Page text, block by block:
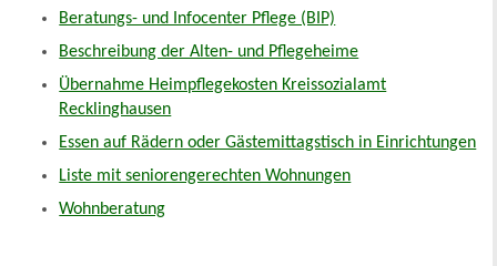
Beratungs- und Infocenter Pflege (BIP)
Beschreibung der Alten- und Pflegeheime
Übernahme Heimpflegekosten Kreissozialamt
Recklinghausen
Essen auf Rädern oder Gästemittagstisch in Einrichtungen
Liste mit seniorengerechten Wohnungen
Wohnberatung